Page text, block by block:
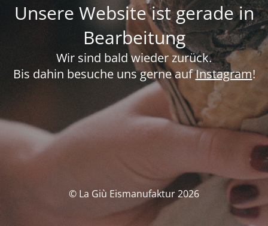
Unsere Website ist gerade in
Bearbeitung
Wir sind bald wieder zurück.
Bis dahin besuche uns gerne aufInstagram!
© La Giù Eismanufaktur 2026